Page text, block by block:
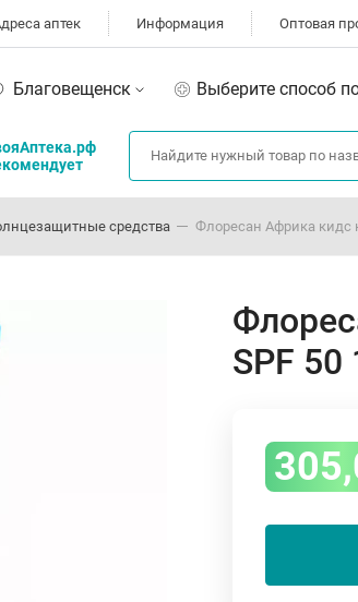
аптек Информация Оптовая
Благовещенск Выберите способ
средства Флоресан Африка кидс
SPF